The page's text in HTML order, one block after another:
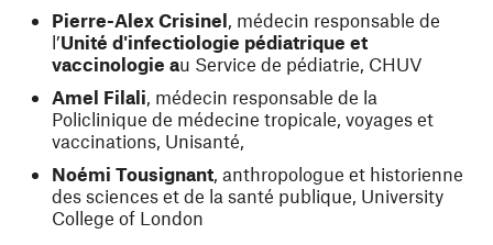
Pierre-Alex Crisinel, médecin responsable de
l’Unité d'infectiologie pédiatrique et
vaccinologie au Service de pédiatrie, CHUV
Amel Filali, médecin responsable de la
Policlinique de médecine tropicale, voyages et
vaccinations, Unisanté,
Noémi Tousignant, anthropologue et historienne
des sciences et de la santé publique, University
College of London